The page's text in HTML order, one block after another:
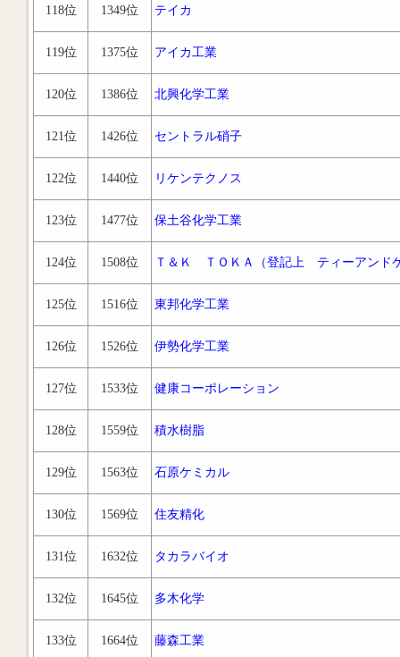
118位 1349位 テイカ
119位 1375位 アイカ工業
120位 1386位 北興化学工業
121位 1426位 セントラル硝子
122位 1440位 リケンテクノス
123位 1477位 保土谷化学工業
124位 1508位 Ｔ＆Ｋ ＴＯＫＡ（登記上 ティーアンド
125位 1516位 東邦化学工業
126位 1526位 伊勢化学工業
127位 1533位 健康コーポレーション
128位 1559位 積水樹脂
129位 1563位 石原ケミカル
130位 1569位 住友精化
131位 1632位 タカラバイオ
132位 1645位 多木化学
133位 1664位 藤森工業